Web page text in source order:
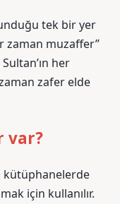
tek bir yer
zaman muzaffer”
her
zafer elde
var?
kütüphanelerde
için kullanılır.